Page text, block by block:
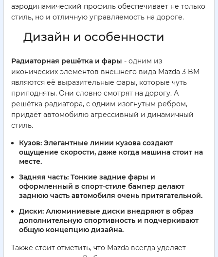
аэродинамический профиль обеспечивает не только
стиль, но и отличную управляемость на дороге.
Дизайн и особенности
Радиаторная решётка и фары - одним из
иконических элементов внешнего вида Mazda 3 BM
являются её выразительные фары, которые чуть
приподняты. Они словно смотрят на дорогу. А
решётка радиатора, с одним изогнутым ребром,
придаёт автомобилю агрессивный и динамичный
стиль.
Кузов: Элегантные линии кузова создают
ощущение скорости, даже когда машина стоит на
месте.
Задняя часть: Тонкие задние фары и
оформленный в спорт-стиле бампер делают
заднюю часть автомобиля очень притягательной.
Диски: Алюминиевые диски внедряют в образ
дополнительную спортивность и подчеркивают
общую концепцию дизайна.
Также стоит отметить, что Mazda всегда уделяет